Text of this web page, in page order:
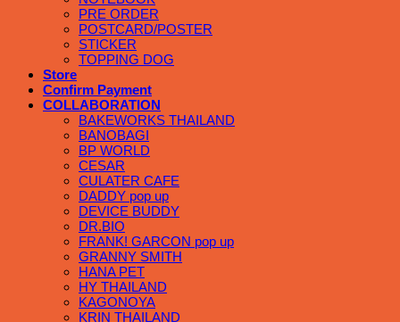
PRE ORDER
POSTCARD/POSTER
STICKER
TOPPING DOG
Store
Confirm Payment
COLLABORATION
BAKEWORKS THAILAND
BANOBAGI
BP WORLD
CESAR
CULATER CAFE
DADDY pop up
DEVICE BUDDY
DR.BIO
FRANK! GARCON pop up
GRANNY SMITH
HANA PET
HY THAILAND
KAGONOYA
KRIN THAILAND